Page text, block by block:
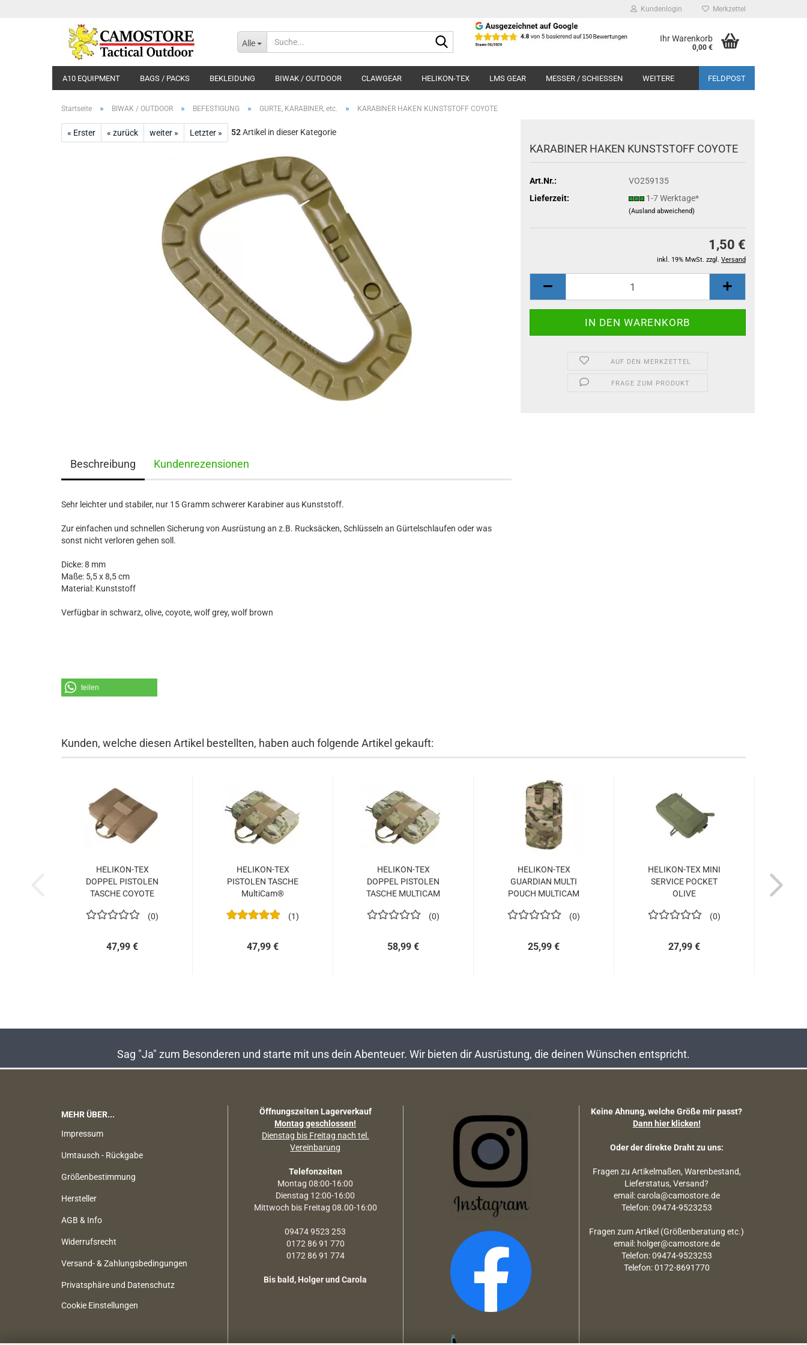
Kundenlogin Merkzettel
Alle
Suche... Ihr Warenkorb
0,00 €
A10 EQUIPMENT BAGS / PACKS BEKLEIDUNG BIWAK / OUTDOOR CLAWGEAR HELIKON-TEX LMS GEAR MESSER / SCHIESSEN FELDPOST
WEITERE
Startseite » BIWAK / OUTDOOR » BEFESTIGUNG » GURTE, KARABINER, etc. » KARABINER HAKEN KUNSTSTOFF COYOTE
« Erster « zurück weiter » Letzter » 52Artikel in dieser Kategorie
KARABINER HAKEN KUNSTSTOFF COYOTE
Art.Nr.:
VO259135
Lieferzeit:
1-7 Werktage*
(Ausland abweichend)
1,50 €
inkl. 19% MwSt. zzgl. Versand
AUF DEN MERKZETTEL
FRAGE ZUM PRODUKT
Beschreibung Kundenrezensionen
Sehr leichter und stabiler, nur 15 Gramm schwerer Karabiner aus Kunststoff.
Zur einfachen und schnellen Sicherung von Ausrüstung an z.B. Rucksäcken, Schlüsseln an Gürtelschlaufen oder was
sonst nicht verloren gehen soll.
Dicke: 8 mm
Maße: 5,5 x 8,5 cm
Material: Kunststoff
Verfügbar in schwarz, olive, coyote, wolf grey, wolf brown
teilen
Kunden, welche diesen Artikel bestellten, haben auch folgende Artikel gekauft:
HELIKON-TEX
DOPPEL PISTOLEN
TASCHE COYOTE
0
47,99 €
HELIKON-TEX
PISTOLEN TASCHE
MultiCam®
1
47,99 €
HELIKON-TEX
DOPPEL PISTOLEN
TASCHE MULTICAM
0
58,99 €
HELIKON-TEX
GUARDIAN MULTI
POUCH MULTICAM
0
25,99 €
HELIKON-TEX MINI
SERVICE POCKET
OLIVE
0
27,99 €
Sag "Ja" zum Besonderen und starte mit uns dein Abenteuer. Wir bieten dir Ausrüstung, die deinen Wünschen entspricht.
MEHR ÜBER...
Impressum
Umtausch - Rückgabe
Größenbestimmung
Hersteller
AGB & Info
Widerrufsrecht
Versand- & Zahlungsbedingungen
Privatsphäre und Datenschutz
Cookie Einstellungen
Öffnungszeiten Lagerverkauf
Montag geschlossen!
Dienstag bis Freitag nach tel.
Vereinbarung
Telefonzeiten
Montag 08:00-16:00
Dienstag 12:00-16:00
Mittwoch bis Freitag 08.00-16:00
09474 9523 253
0172 86 91 770
0172 86 91 774
Bis bald, Holger und Carola
Keine Ahnung, welche Größe mir passt?
Dann hier klicken!
Oder der direkte Draht zu uns:
Fragen zu Artikelmaßen, Warenbestand,
Lieferstatus, Versand?
email: carola@camostore.de
Telefon: 09474-9523253
Fragen zum Artikel (Größenberatung etc.)
email: holger@camostore.de
Telefon: 09474-9523253
Telefon: 0172-8691770